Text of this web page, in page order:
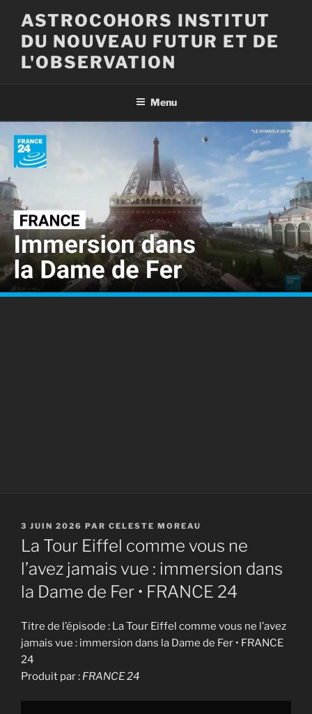
contenu
principal
ASTROCOHORS INSTITUT
DU NOUVEAU FUTUR ET DE
L'OBSERVATION
Menu
PUBLIÉ
LE
3 JUIN 2026 PAR CELESTE MOREAU
La Tour Eiffel comme vous ne
l’avez jamais vue : immersion dans
la Dame de Fer • FRANCE 24
Titre de l’épisode : La Tour Eiffel comme vous ne l’avez
jamais vue : immersion dans la Dame de Fer • FRANCE
24
Produit par : FRANCE 24
Display